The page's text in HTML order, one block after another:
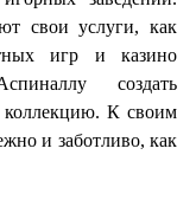
свои услуги, как
игр и казино
создать
коллекцию. К своим
и заботливо, как